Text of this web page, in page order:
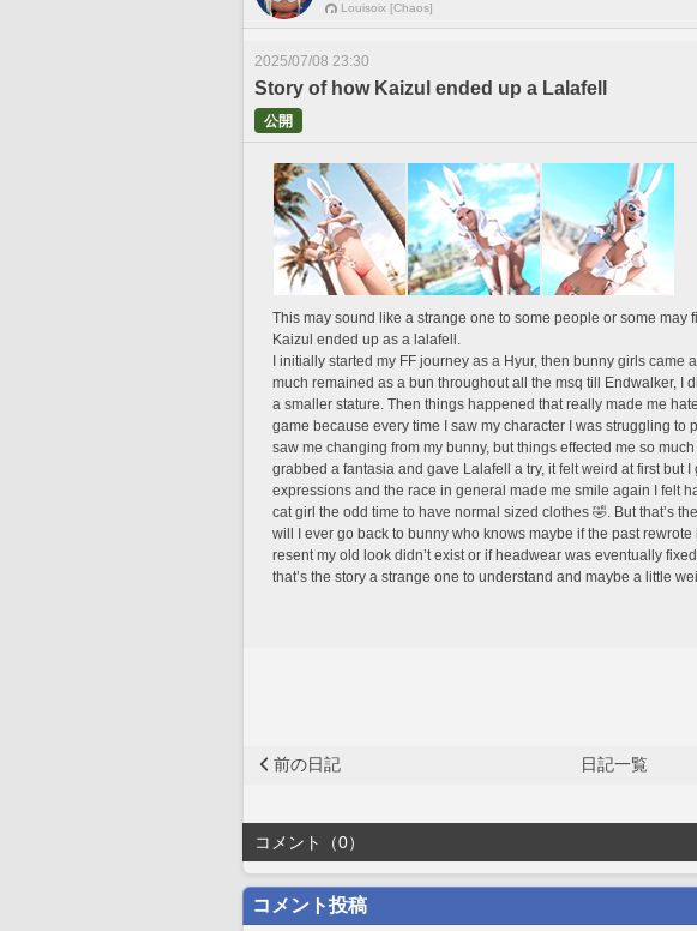
Louisoix [Chaos]
2025/07/08 23:30
Story of how Kaizul ended up a Lalafell
公開
This may sound like a strange one to some people or some may
Kaizul ended up as a lalafell.
I initially started my FF journey as a Hyur, then bunny girls came
much remained as a bun throughout all the msq till Endwalker, I
a smaller stature. Then things happened that really made me
game because every time I saw my character I was struggling to
saw me changing from my bunny, but things effected me so much
grabbed a fantasia and gave Lalafell a try, it felt weird at first but I
expressions and the race in general made me smile again I felt
cat girl the odd time to have normal sized clothes 🤣. But that’s
will I ever go back to bunny who knows maybe if the past
resent my old look didn’t exist or if headwear was eventually
that’s the story a strange one to understand and maybe a little
前の日記 日記一覧
コメント（0）
コメント投稿